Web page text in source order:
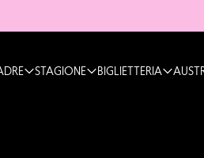
STAGIONE BIGLIETTERIA